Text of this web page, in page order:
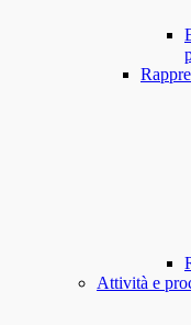
Attività e